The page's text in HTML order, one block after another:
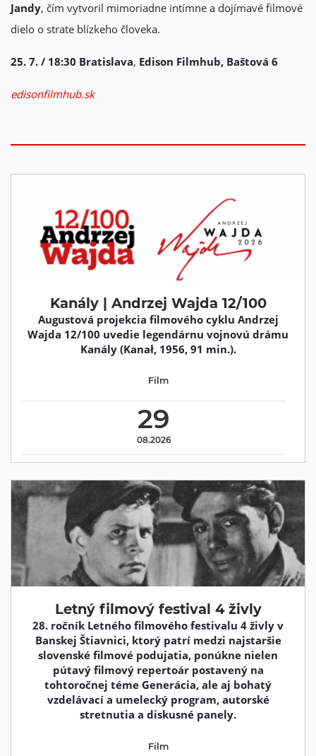
Jandy, čím vytvoril mimoriadne intímne a dojímavé filmové
dielo o strate blízkeho človeka.
25. 7. / 18:30 Bratislava, Edison Filmhub, Baštová 6
edisonfilmhub.sk
Kanály | Andrzej Wajda 12/100
Augustová projekcia filmového cyklu Andrzej
Wajda 12/100 uvedie legendárnu vojnovú drámu
Kanály (Kanał, 1956, 91 min.).
29
08.2026
Film
Letný filmový festival 4 živly
28. ročník Letného filmového festivalu 4 živly v
Banskej Štiavnici, ktorý patrí medzi najstaršie
slovenské filmové podujatia, ponúkne nielen
pútavý filmový repertoár postavený na
tohtoročnej téme Generácia, ale aj bohatý
vzdelávací a umelecký program, autorské
stretnutia a diskusné panely.
Film